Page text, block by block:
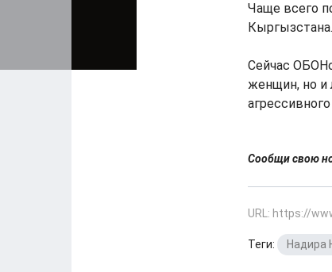
Чаще всего
Кыргызстана.
Сейчас
женщин, но и
Сообщи свою
URL: https://
Теги: Надира